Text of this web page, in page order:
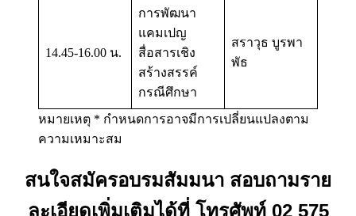
14.45-16.00 น.
การพัฒนา
แคมเปญ
สื่อสารเชิง
สร้างสรรค์
กรณีศึกษา
สราวุธ บูรพา
พัธ
หมายเหตุ * กำหนดการอาจมีการเปลี่ยนแปลงตาม
ความเหมาะสม
สนใจสมัครอบรมสัมมนา สอบถามราย
ละเอียดเพิ่มเติมได้ที่ โทรศัพท์ 02 575